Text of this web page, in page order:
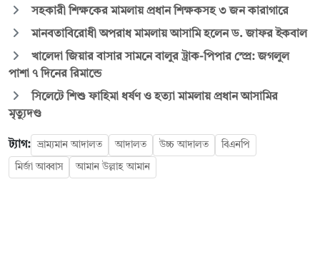
সহকারী শিক্ষকের মামলায় প্রধান শিক্ষকসহ ৩ জন কারাগারে
মানবতাবিরোধী অপরাধ মামলায় আসামি হলেন ড. জাফর ইকবাল
খালেদা জিয়ার বাসার সামনে বালুর ট্রাক-পিপার স্প্রে: জগলুল
পাশা ৭ দিনের রিমান্ডে
সিলেটে শিশু ফাহিমা ধর্ষণ ও হত্যা মামলায় প্রধান আসামির
মৃত্যুদণ্ড
ট্যাগ: ভ্রাম্যমান আদালত আদালত উচ্চ আদালত বিএনপি
মির্জা আব্বাস আমান উল্লাহ আমান